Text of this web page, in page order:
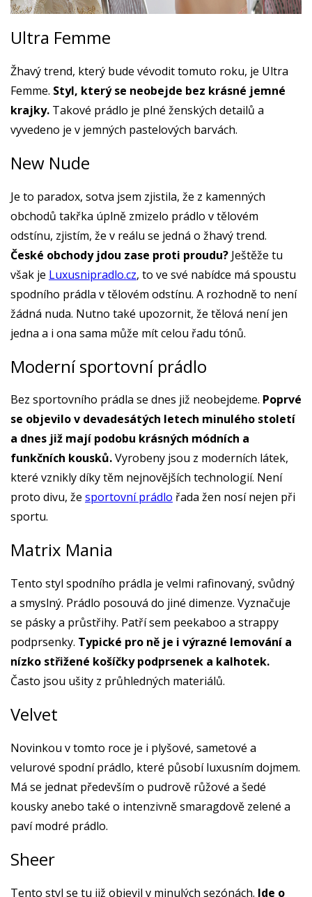
Ultra Femme
Žhavý trend, který bude vévodit tomuto roku, je Ultra
Femme. Styl, který se neobejde bez krásné jemné
krajky. Takové prádlo je plné ženských detailů a
vyvedeno je v jemných pastelových barvách.
New Nude
Je to paradox, sotva jsem zjistila, že z kamenných
obchodů takřka úplně zmizelo prádlo v tělovém
odstínu, zjistím, že v reálu se jedná o žhavý trend.
České obchody jdou zase proti proudu? Ještěže tu
však je Luxusnipradlo.cz, to ve své nabídce má spoustu
spodního prádla v tělovém odstínu. A rozhodně to není
žádná nuda. Nutno také upozornit, že tělová není jen
jedna a i ona sama může mít celou řadu tónů.
Moderní sportovní prádlo
Bez sportovního prádla se dnes již neobejdeme. Poprvé
se objevilo v devadesátých letech minulého století
a dnes již mají podobu krásných módních a
funkčních kousků.Vyrobeny jsou z moderních látek,
které vznikly díky těm nejnovějších technologií. Není
proto divu, že sportovní prádlo řada žen nosí nejen při
sportu.
Matrix Mania
Tento styl spodního prádla je velmi rafinovaný, svůdný
a smyslný. Prádlo posouvá do jiné dimenze. Vyznačuje
se pásky a průstřihy. Patří sem peekaboo a strappy
podprsenky. Typické pro ně je i výrazné lemování a
nízko střižené košíčky podprsenek a kalhotek.
Často jsou ušity z průhledných materiálů.
Velvet
Novinkou v tomto roce je i plyšové, sametové a
velurové spodní prádlo, které působí luxusním dojmem.
Má se jednat především o pudrově růžové a šedé
kousky anebo také o intenzivně smaragdově zelené a
paví modré prádlo.
Sheer
Tento styl se tu již objevil v minulých sezónách. Jde o